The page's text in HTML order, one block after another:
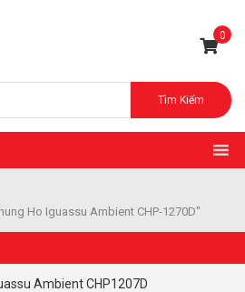
0
Tìm Kiếm
Ho Iguassu Ambient CHP-1270D"
Ambient CHP1207D